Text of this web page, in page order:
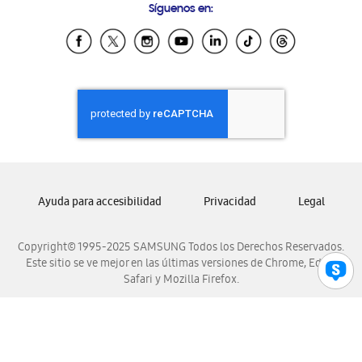
Samsung Ecuador
Samsung El Salvador
Samsung Honduras
Samsung Nicaragua
Samsung Panamá
Samsung Venezuela
Síguenos en:
Copyright© 1995-2025 SAMSUNG Todos los Derechos Reservados.
Este sitio se ve mejor en las últimas versiones de Chrome, Edge,
Safari y Mozilla Firefox.
Ayuda para accesibilidad Privacidad Legal